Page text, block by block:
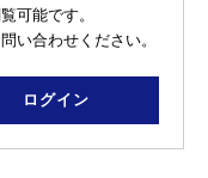
可能です。
い合わせください。
ログイン